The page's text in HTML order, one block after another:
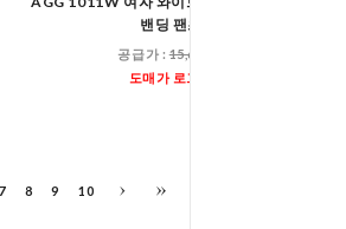
밴딩 팬츠
공급가 :15,600원
도매가 로그인
7 8 9 10